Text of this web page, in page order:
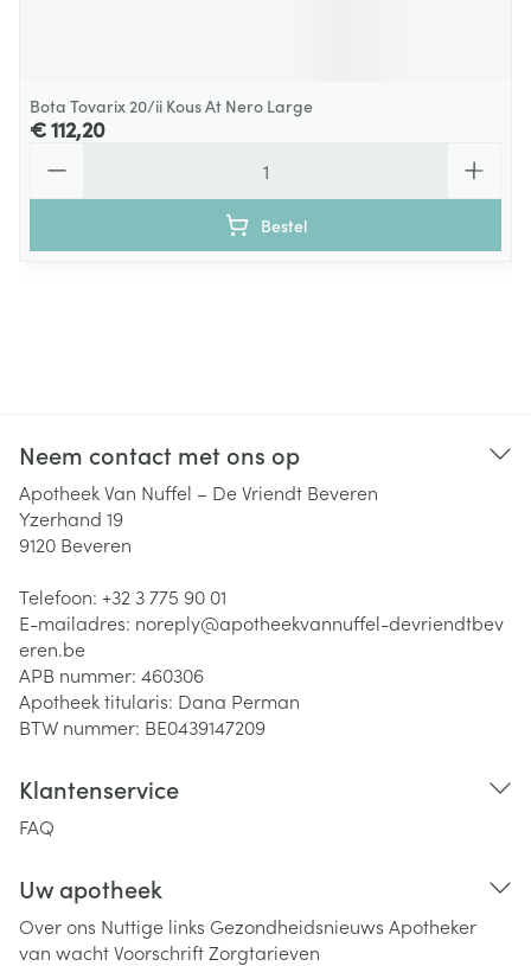
Bota Tovarix 20/ii Kous At Nero Large
€ 112,20
Bestel
Neem contact met ons op
Apotheek Van Nuffel – De Vriendt Beveren
Yzerhand 19
9120 Beveren
Telefoon: +32 3 775 90 01
E-mailadres: noreply@apotheekvannuffel-devriendtbev
eren.be
APB nummer: 460306
Apotheek titularis: Dana Perman
BTW nummer: BE0439147209
Klantenservice
FAQ
Uw apotheek
Over ons Nuttige links Gezondheidsnieuws Apotheker
van wachtVoorschriftZorgtarieven